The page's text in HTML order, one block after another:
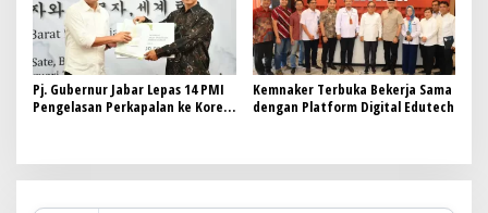
Pj. Gubernur Jabar Lepas 14 PMI
Pengelasan Perkapalan ke Korea
Kemnaker Terbuka Bekerja Sama
dengan Platform Digital Edutech